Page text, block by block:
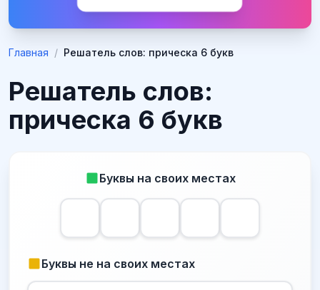
Главная / Решатель слов: прическа 6 букв
Решатель слов:
прическа 6 букв
Буквы на своих местах
Буквы не на своих местах